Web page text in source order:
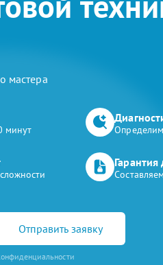
мастера
минут
Отправить заявку